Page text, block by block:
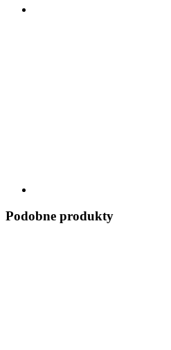
Podobne produkty